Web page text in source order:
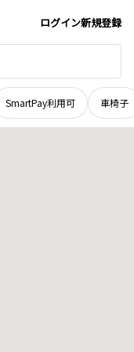
ログイン新規登録
SmartPay利用可 車椅子